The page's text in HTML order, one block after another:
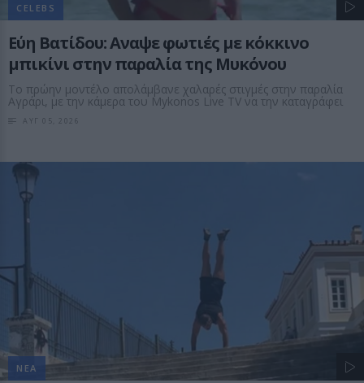
CELEBS
Εύη Βατίδου: Αναψε φωτιές με κόκκινο
μπικίνι στην παραλία της Μυκόνου
Το πρώην μοντέλο απολάμβανε χαλαρές στιγμές στην παραλία
Αγράρι, με την κάμερα του Mykonos Live TV να την καταγράφει
ΑΥΓ 05, 2026
ΝΕΑ